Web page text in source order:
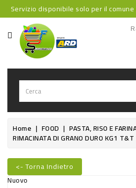
Servizio disponibile solo per il comune
CATEGORIA
HOME
BEVANDE
BEVANDE
ANALCOLICHE
ALCOLICHE
BEVANDE
CALDE
Home FOOD PASTA, RISO E
RIMACINATA DI GRANO DURO KG1 T&T
<- Torna Indietro
Nuovo